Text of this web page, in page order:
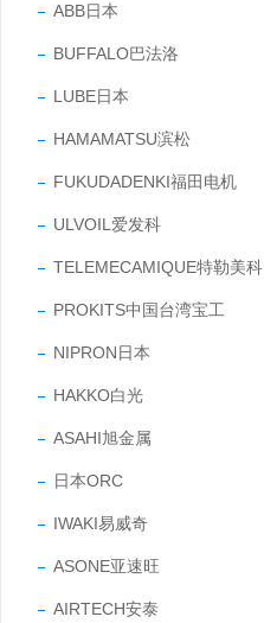
ABB日本
BUFFALO巴法洛
LUBE日本
HAMAMATSU滨松
FUKUDADENKI福田电机
ULVOIL爱发科
TELEMECAMIQUE特勒美科
PROKITS中国台湾宝工
NIPRON日本
HAKKO白光
ASAHI旭金属
日本ORC
IWAKI易威奇
ASONE亚速旺
AIRTECH安泰